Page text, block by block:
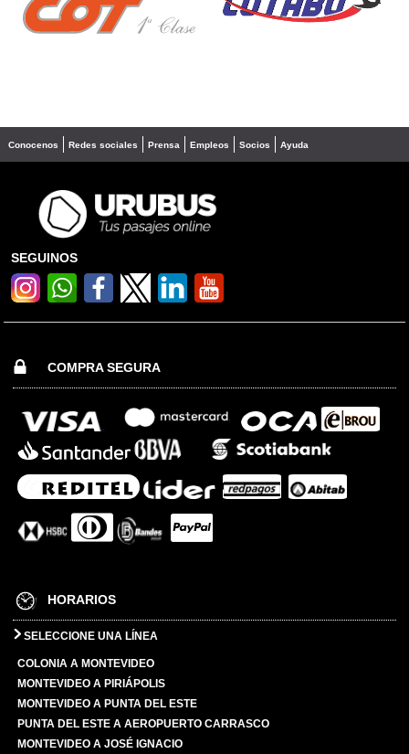
Conocenos Redes sociales Prensa Empleos Socios Ayuda
SEGUINOS
COMPRA SEGURA
HORARIOS
SELECCIONE UNA LÍNEA
COLONIA A MONTEVIDEO
MONTEVIDEO A PIRIÁPOLIS
MONTEVIDEO A PUNTA DEL ESTE
PUNTA DEL ESTE A AEROPUERTO CARRASCO
MONTEVIDEO A JOSÉ IGNACIO